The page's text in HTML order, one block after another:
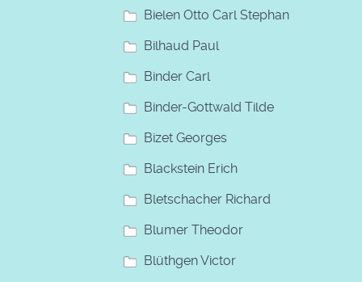
Bielen Otto Carl Stephan
Bilhaud Paul
Binder Carl
Binder-Gottwald Tilde
Bizet Georges
Blackstein Erich
Bletschacher Richard
Blumer Theodor
Blüthgen Victor